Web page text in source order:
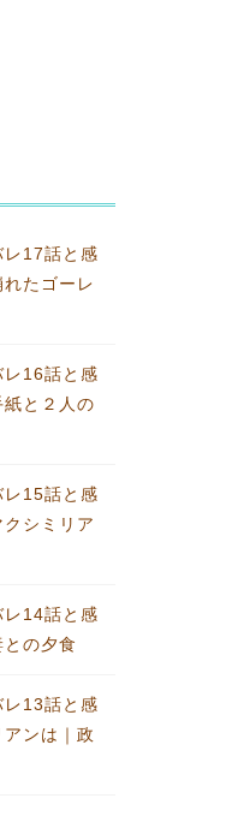
レ17話と感
たゴーレ
レ16話と感
と２人の
レ15話と感
シミリア
レ14話と感
の夕食
レ13話と感
ンは｜政